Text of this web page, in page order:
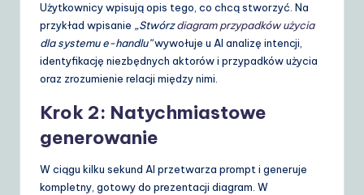
Użytkownicy wpisują opis tego, co chcą stworzyć. Na
przykład wpisanie „Stwórzdiagram przypadków użycia
dla systemu e-handlu”wywołuje u AI analizę intencji,
identyfikację niezbędnych aktorów i przypadków użycia
oraz zrozumienie relacji między nimi.
Krok 2: Natychmiastowe
generowanie
W ciągu kilku sekund AI przetwarza prompt i generuje
kompletny, gotowy do prezentacji diagram. W